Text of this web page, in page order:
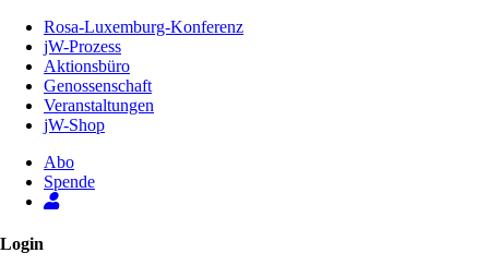
Inhalt
Seite
Rosa-Luxemburg-Konferenz
jW-Prozess
Aktionsbüro
Genossenschaft
Veranstaltungen
jW-Shop
Abo
Spende
Login